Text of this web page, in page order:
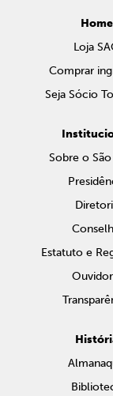
Home
Loja
Comprar
Seja Sócio
Sobre o
Estatuto e